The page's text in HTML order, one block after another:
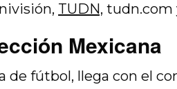
TUDN, tudn.com
Mexicana
de fútbol, llega con el